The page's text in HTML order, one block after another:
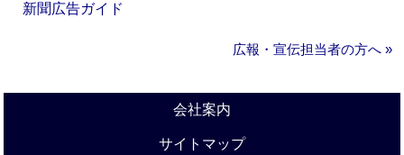
新聞広告ガイド
広報・宣伝担当者の方へ »
会社案内
サイトマップ